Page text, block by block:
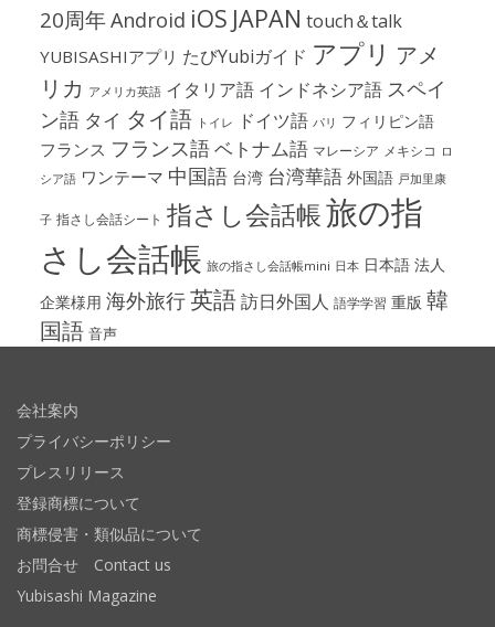
20周年Android iOS JAPAN touch＆talk
YUBISASHIアプリ たびYubiガイド アプリ アメ
リカ アメリカ英語 イタリア語 インドネシア語 スペイ
ン語 タイ タイ語 トイレ ドイツ語 パリ フィリピン語
フランス フランス語ベトナム語 マレーシア メキシコ ロ
シア語 ワンテーマ 中国語 台湾 台湾華語 外国語 戸加里康
子 指さし会話シート 指さし会話帳旅の指
さし会話帳 旅の指さし会話帳mini 日本 日本語 法人
企業様用 海外旅行英語訪日外国人 語学学習 重版 韓
国語 音声
会社案内
プライバシーポリシー
プレスリリース
登録商標について
商標侵害・類似品について
お問合せ Contact us
Yubisashi Magazine